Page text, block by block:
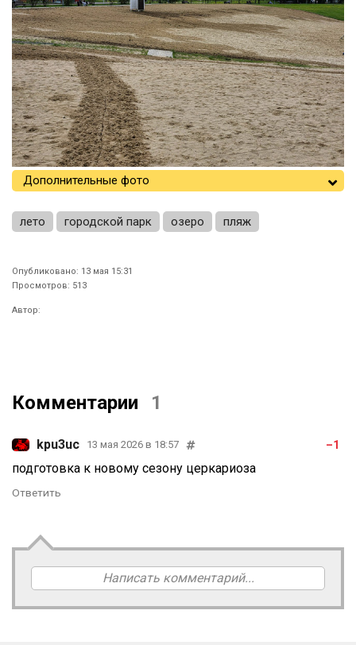
Дополнительные фото
лето городской парк озеро пляж
Опубликовано: 13 мая 15:31
Просмотров: 513
Автор:
Комментарии 1
kpu3uc 13 мая 2026 в 18:57 –1
подготовка к новому сезону церкариоза
Ответить
Написать комментарий...